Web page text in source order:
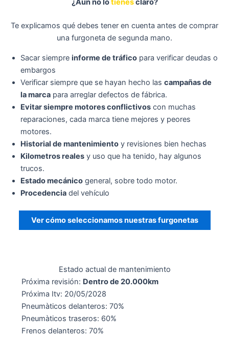
¿Aún no lotienesclaro?
Te explicamos qué debes tener en cuenta antes de comprar
una furgoneta de segunda mano.
Sacar siempre informe de tráfico para verificar deudas o
embargos
Verificar siempre que se hayan hecho las campañas de
la marca para arreglar defectos de fábrica.
Evitar siempre motores conflictivos con muchas
reparaciones, cada marca tiene mejores y peores
motores.
Historial de mantenimiento y revisiones bien hechas
Kilometros reales y uso que ha tenido, hay algunos
trucos.
Estado mecánico general, sobre todo motor.
Procedencia del vehículo
Ver cómo seleccionamos nuestras furgonetas
Estado actual de mantenimiento
Próxima revisión: Dentro de 20.000km
Próxima Itv: 20/05/2028
Pneumàticos delanteros: 70%
Pneumàticos traseros: 60%
Frenos delanteros: 70%